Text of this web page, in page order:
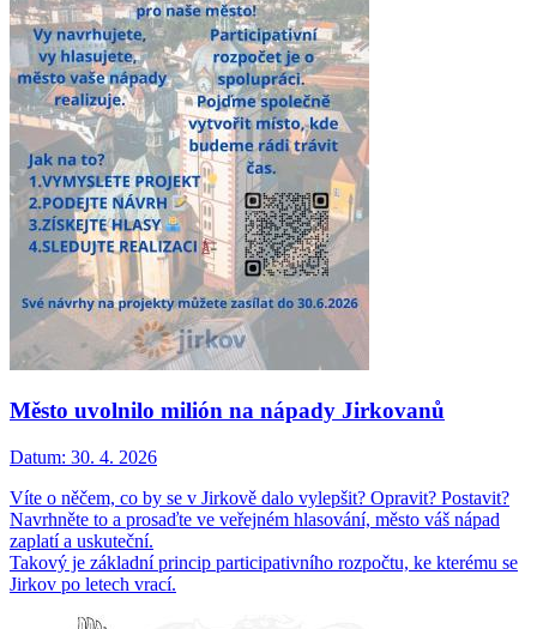
Město uvolnilo milión na nápady Jirkovanů
Datum: 30. 4. 2026
Víte o něčem, co by se v Jirkově dalo vylepšit? Opravit? Postavit?
Navrhněte to a prosaďte ve veřejném hlasování, město váš nápad
zaplatí a uskuteční.
Takový je základní princip participativního rozpočtu, ke kterému se
Jirkov po letech vrací.